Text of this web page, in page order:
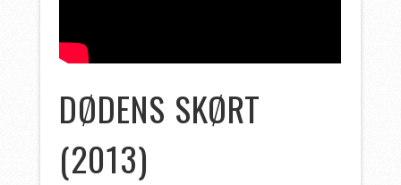
DØDENS SKØRT
(2013)